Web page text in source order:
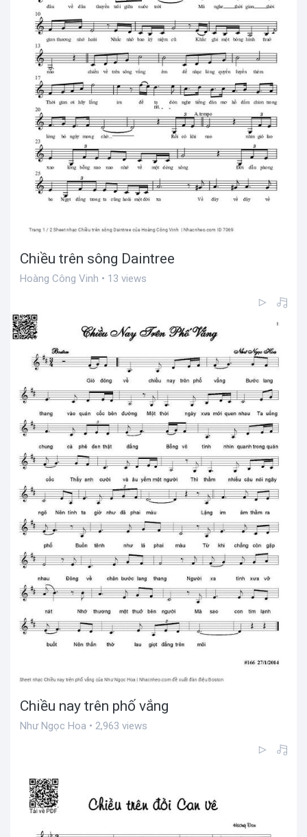
Chiều trên sông Daintree
Hoàng Công Vinh • 13 views
Chiều nay trên phố vắng
Như Ngọc Hoa • 2,963 views